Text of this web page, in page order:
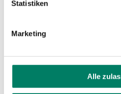
Statistiken
Marketing
Alle